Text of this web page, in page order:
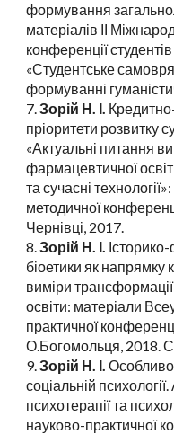
формування
матеріалів ІІ
конференції
«Студентське
формуванні
7.Зорій Н. І.
пріоритети розвитку
«Актуальні питання
фармацевтичної
та сучасні
методичної
Чернівці, 2017.
8.Зорій Н. І.
біоетики як напрямку
виміри
освіти: матеріали
практичної
О.Богомольця, 2018.
9.Зорій Н. І.
соціальній
психотерапії та
науково-практичної